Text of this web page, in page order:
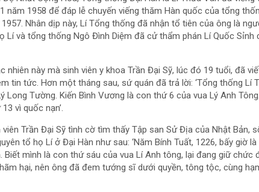
năm 1958 để đáp lễ chuyến viếng thăm Hàn quốc của tổng
Nhân dịp này, Lí Tổng thống đã nhận tổ tiên của ông là
Lí và tổng thống Ngô Đình Diệm đã cử thẩm phán Lí Quốc Sỉnh
nhiên này mà sinh viên y khoa Trần Đại Sỹ, lúc đó 19 tuổi, đã
tin tức. Hơn một tháng sau, sứ quán đã trả lời: ‘Tổng thống Lí
Long Tường. Kiến Bình Vương là con thứ 6 của vua Lý Anh
vì quốc nạn’.
viên Trần Đại Sỹ tình cờ tìm thấy Tập san Sử Địa của Nhật Bản,
tổ họ Lí ở Đại Hàn như sau: ‘Năm Bính Tuất, 1226, bấy giờ
Biết mình là con thứ sáu của vua Lí Anh tông, lại đang giữ
hại, nên ông đã đem tướng sĩ dưới quyền, tông tộc, cùng